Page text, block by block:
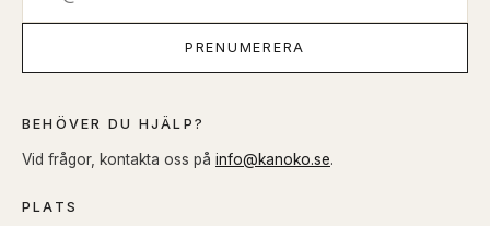
PRENUMERERA
BEHÖVER DU HJÄLP?
Vid frågor, kontakta oss på info@kanoko.se.
PLATS